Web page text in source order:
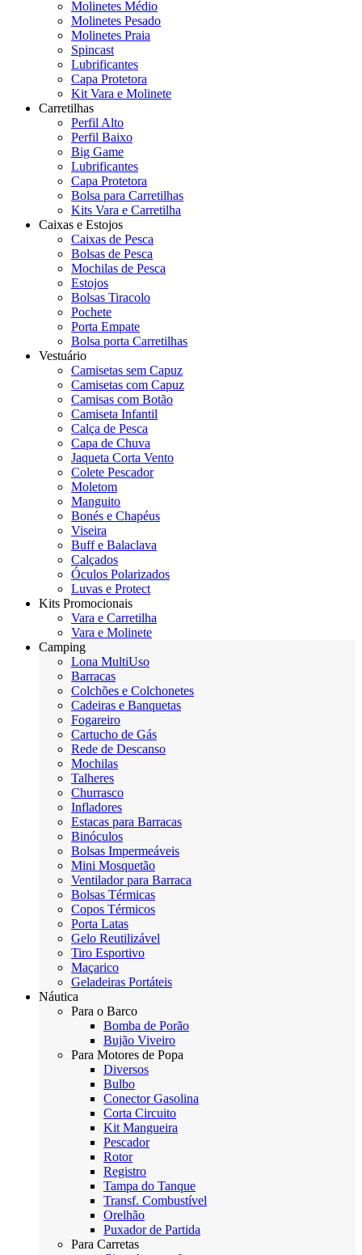
Molinetes Médio
Molinetes Pesado
Molinetes Praia
Spincast
Lubrificantes
Capa Protetora
Kit Vara e Molinete
Carretilhas
Perfil Alto
Perfil Baixo
Big Game
Lubrificantes
Capa Protetora
Bolsa para Carretilhas
Kits Vara e Carretilha
Caixas e Estojos
Caixas de Pesca
Bolsas de Pesca
Mochilas de Pesca
Estojos
Bolsas Tiracolo
Pochete
Porta Empate
Bolsa porta Carretilhas
Vestuário
Camisetas sem Capuz
Camisetas com Capuz
Camisas com Botão
Camiseta Infantil
Calça de Pesca
Capa de Chuva
Jaqueta Corta Vento
Colete Pescador
Moletom
Manguito
Bonés e Chapéus
Viseira
Buff e Balaclava
Calçados
Óculos Polarizados
Luvas e Protect
Kits Promocionais
Vara e Carretilha
Vara e Molinete
Camping
Lona MultiUso
Barracas
Colchões e Colchonetes
Cadeiras e Banquetas
Fogareiro
Cartucho de Gás
Rede de Descanso
Mochilas
Talheres
Churrasco
Infladores
Estacas para Barracas
Binóculos
Bolsas Impermeáveis
Mini Mosquetão
Ventilador para Barraca
Bolsas Térmicas
Copos Térmicos
Porta Latas
Gelo Reutilizável
Tiro Esportivo
Maçarico
Geladeiras Portáteis
Náutica
Para o Barco
Bomba de Porão
Bujão Viveiro
Para Motores de Popa
Diversos
Bulbo
Conector Gasolina
Corta Circuito
Kit Mangueira
Pescador
Rotor
Registro
Tampa do Tanque
Transf. Combustível
Orelhão
Puxador de Partida
Para Carretas